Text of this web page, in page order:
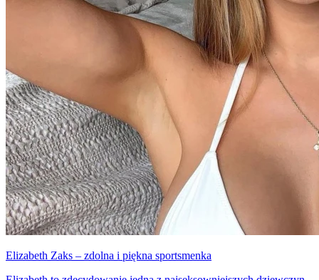
Elizabeth Zaks – zdolna i piękna sportsmenka